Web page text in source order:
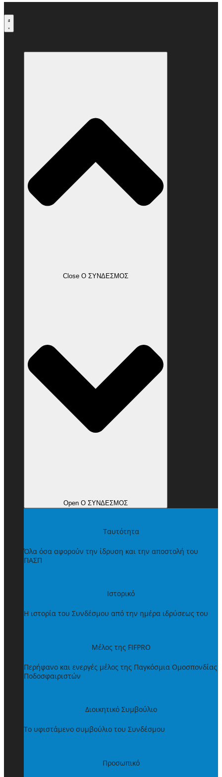
στο
περιεχόμενο
Close Ο ΣΥΝΔΕΣΜΟΣ
Open Ο ΣΥΝΔΕΣΜΟΣ
Ταυτότητα
Όλα όσα αφορούν την ίδρυση και την αποστολή του
ΠΑΣΠ
Ιστορικό
Η ιστορία του Συνδέσμου από την ημέρα ιδρύσεως του
Μέλος της FIFPRO
Περήφανο και ενεργές μέλος της Παγκόσμια Ομοσπονδίας
Ποδοσφαιριστών
Διοικητικό Συμβούλιο
Το υφιστάμενο συμβούλιο του Συνδέσμου
Προσωπικό